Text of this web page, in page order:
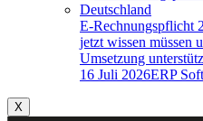
E-Rechnungspflicht
jetzt wissen müssen
Umsetzung
16 Juli 2026ERP
X